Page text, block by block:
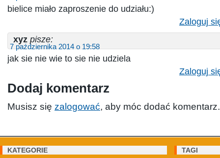
bielice miało zaproszenie do udziału:)
Zaloguj
xyz pisze:
7 października 2014 o 19:58
jak sie nie wie to sie nie udziela
Zaloguj
Dodaj komentarz
Musisz się zalogować, aby móc dodać komentarz.
KATEGORIE TAGI